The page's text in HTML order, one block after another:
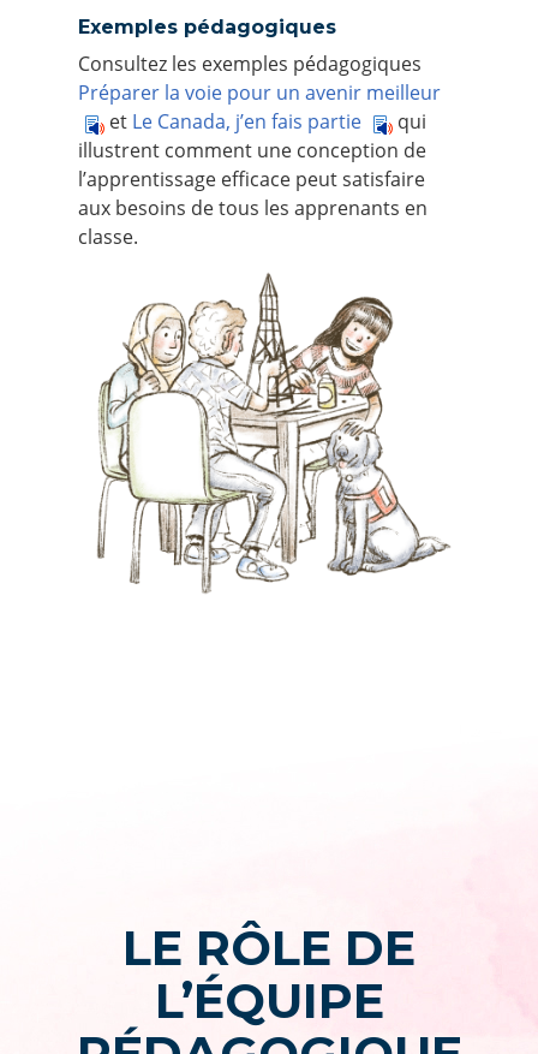
Exemples pédagogiques
Consultez les exemples pédagogiques
Préparer la voie pour un avenir meilleur
et Le Canada, j’en fais partie
qui
illustrent comment une conception de
l’apprentissage efficace peut satisfaire
aux besoins de tous les apprenants en
classe.
LE RÔLE DE
L’ÉQUIPE